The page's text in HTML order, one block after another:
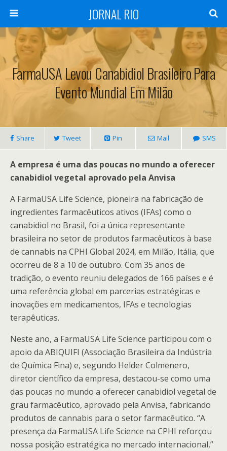
JORNAL RIO
FarmaUSA Levou Canabidiol Brasileiro Para
Evento Mundial Em Milão
Share Tweet Pin Mail SMS
A empresa é uma das poucas no mundo a oferecer
canabidiol vegetal aprovado pela Anvisa
A FarmaUSA Life Science, pioneira na fabricação de
ingredientes farmacêuticos ativos (IFAs) como o
canabidiol no Brasil, foi a única representante
brasileira no setor de produtos farmacêuticos à base
de cannabis na CPHI Global 2024, em Milão, Itália, que
ocorreu de 8 a 10 de outubro. Com 35 anos de
tradição, o evento reuniu delegados de 166 países e é
uma referência global em parcerias estratégicas e
inovações em medicamentos, IFAs e tecnologias
terapêuticas.
Neste ano, a FarmaUSA Life Science participou com o
apoio da ABIQUIFI (Associação Brasileira da Indústria
de Química Fina) e, segundo Helder Colmenero,
diretor científico da empresa, destacou-se como uma
das poucas no mundo a oferecer canabidiol vegetal de
grau farmacêutico, aprovado pela Anvisa, fabricando
produtos de cannabis para o setor farmacêutico. “A
presença da FarmaUSA Life Science na CPHI reforçou
nossa posição estratégica no mercado internacional,”